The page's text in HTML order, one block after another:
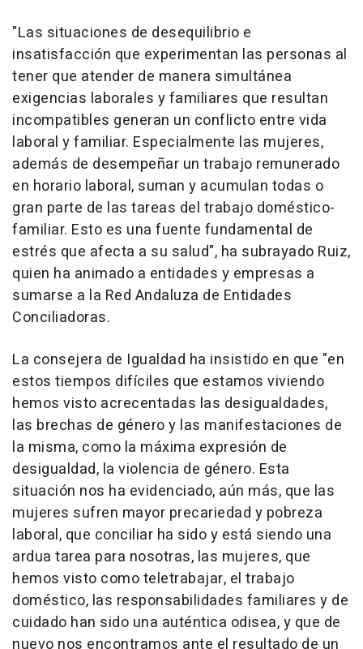
"Las situaciones de desequilibrio e
insatisfacción que experimentan las personas al
tener que atender de manera simultánea
exigencias laborales y familiares que resultan
incompatibles generan un conflicto entre vida
laboral y familiar. Especialmente las mujeres,
además de desempeñar un trabajo remunerado
en horario laboral, suman y acumulan todas o
gran parte de las tareas del trabajo doméstico-
familiar. Esto es una fuente fundamental de
estrés que afecta a su salud", ha subrayado Ruiz,
quien ha animado a entidades y empresas a
sumarse a la Red Andaluza de Entidades
Conciliadoras.
La consejera de Igualdad ha insistido en que "en
estos tiempos difíciles que estamos viviendo
hemos visto acrecentadas las desigualdades,
las brechas de género y las manifestaciones de
la misma, como la máxima expresión de
desigualdad, la violencia de género. Esta
situación nos ha evidenciado, aún más, que las
mujeres sufren mayor precariedad y pobreza
laboral, que conciliar ha sido y está siendo una
ardua tarea para nosotras, las mujeres, que
hemos visto como teletrabajar, el trabajo
doméstico, las responsabilidades familiares y de
cuidado han sido una auténtica odisea, y que de
nuevo nos encontramos ante el resultado de un